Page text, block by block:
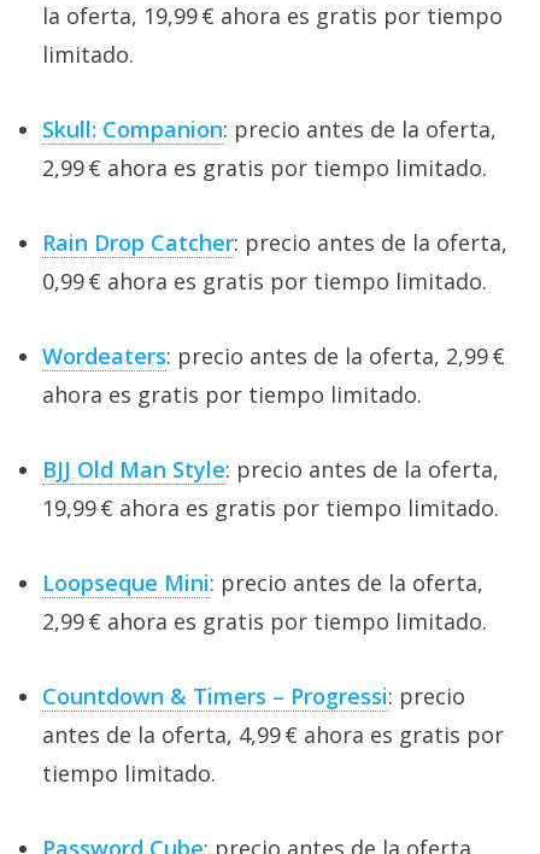
la oferta, 19,99 € ahora es gratis por tiempo
limitado.
Skull: Companion: precio antes de la oferta,
2,99 € ahora es gratis por tiempo limitado.
Rain Drop Catcher: precio antes de la oferta,
0,99 € ahora es gratis por tiempo limitado.
Wordeaters: precio antes de la oferta, 2,99 €
ahora es gratis por tiempo limitado.
BJJ Old Man Style: precio antes de la oferta,
19,99 € ahora es gratis por tiempo limitado.
Loopseque Mini: precio antes de la oferta,
2,99 € ahora es gratis por tiempo limitado.
Countdown & Timers – Progressi: precio
antes de la oferta, 4,99 € ahora es gratis por
tiempo limitado.